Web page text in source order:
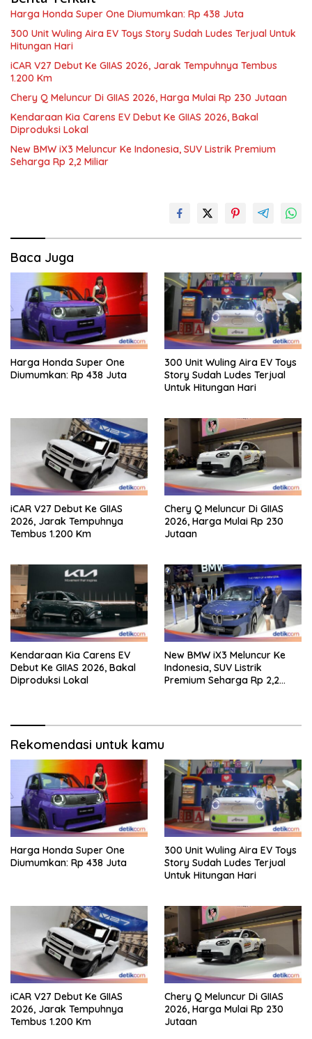
Harga Honda Super One Diumumkan: Rp 438 Juta
300 Unit Wuling Aira EV Toys Story Sudah Ludes Terjual Untuk
Hitungan Hari
iCAR V27 Debut Ke GIIAS 2026, Jarak Tempuhnya Tembus
1.200 Km
Chery Q Meluncur Di GIIAS 2026, Harga Mulai Rp 230 Jutaan
Kendaraan Kia Carens EV Debut Ke GIIAS 2026, Bakal
Diproduksi Lokal
New BMW iX3 Meluncur Ke Indonesia, SUV Listrik Premium
Seharga Rp 2,2 Miliar
Baca Juga
Harga Honda Super One
Diumumkan: Rp 438 Juta
300 Unit Wuling Aira EV Toys
Story Sudah Ludes Terjual
Untuk Hitungan Hari
iCAR V27 Debut Ke GIIAS
2026, Jarak Tempuhnya
Tembus 1.200 Km
Chery Q Meluncur Di GIIAS
2026, Harga Mulai Rp 230
Jutaan
Kendaraan Kia Carens EV
Debut Ke GIIAS 2026, Bakal
Diproduksi Lokal
New BMW iX3 Meluncur Ke
Indonesia, SUV Listrik
Premium Seharga Rp 2,2
Rekomendasi untuk kamu
Harga Honda Super One
Diumumkan: Rp 438 Juta
300 Unit Wuling Aira EV Toys
Story Sudah Ludes Terjual
Untuk Hitungan Hari
iCAR V27 Debut Ke GIIAS
2026, Jarak Tempuhnya
Tembus 1.200 Km
Chery Q Meluncur Di GIIAS
2026, Harga Mulai Rp 230
Jutaan